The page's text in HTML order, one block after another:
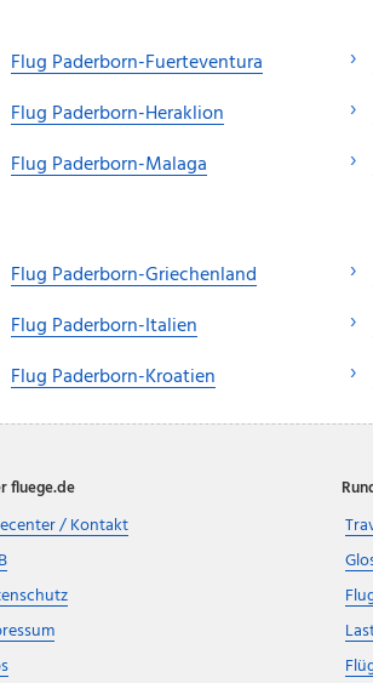
Flug Paderborn-Fuerteventura
Flug Paderborn-Heraklion
Flug Paderborn-Malaga
Flug Paderborn-Griechenland
Flug Paderborn-Italien
Flug Paderborn-Kroatien